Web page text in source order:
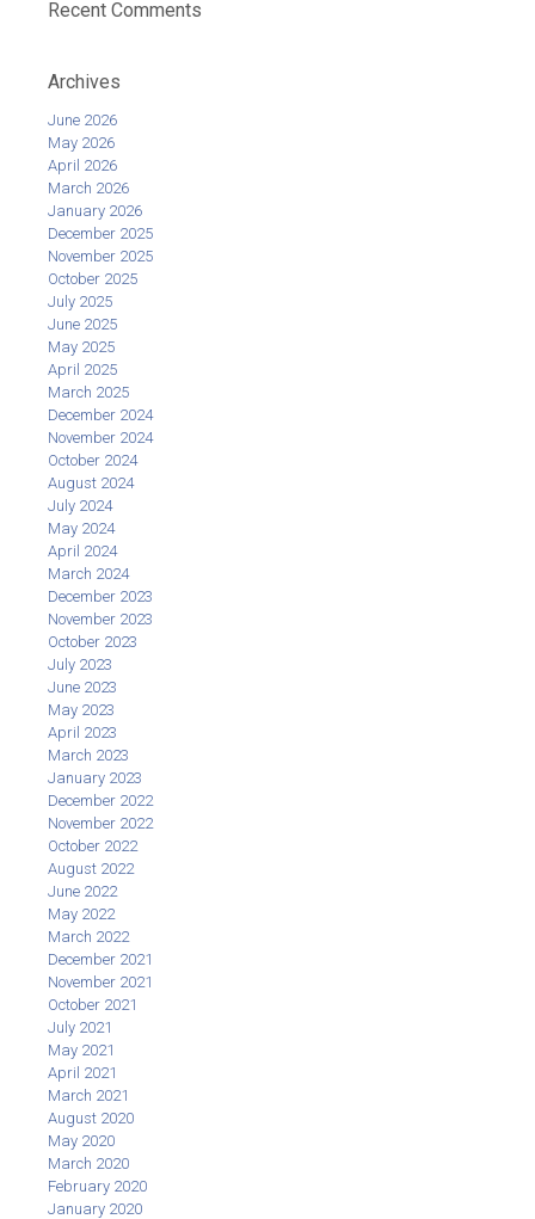
Recent Comments
Archives
June 2026
May 2026
April 2026
March 2026
January 2026
December 2025
November 2025
October 2025
July 2025
June 2025
May 2025
April 2025
March 2025
December 2024
November 2024
October 2024
August 2024
July 2024
May 2024
April 2024
March 2024
December 2023
November 2023
October 2023
July 2023
June 2023
May 2023
April 2023
March 2023
January 2023
December 2022
November 2022
October 2022
August 2022
June 2022
May 2022
March 2022
December 2021
November 2021
October 2021
July 2021
May 2021
April 2021
March 2021
August 2020
May 2020
March 2020
February 2020
January 2020